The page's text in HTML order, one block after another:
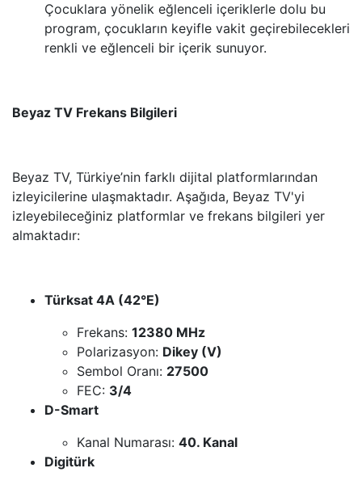
Çocuklara yönelik eğlenceli içeriklerle dolu bu
program, çocukların keyifle vakit geçirebilecekleri
renkli ve eğlenceli bir içerik sunuyor.
Beyaz TV Frekans Bilgileri
Beyaz TV, Türkiye’nin farklı dijital platformlarından
izleyicilerine ulaşmaktadır. Aşağıda, Beyaz TV'yi
izleyebileceğiniz platformlar ve frekans bilgileri yer
almaktadır:
Türksat 4A (42°E)
Frekans: 12380 MHz
Polarizasyon: Dikey (V)
Sembol Oranı: 27500
FEC: 3/4
D-Smart
Kanal Numarası: 40. Kanal
Digitürk